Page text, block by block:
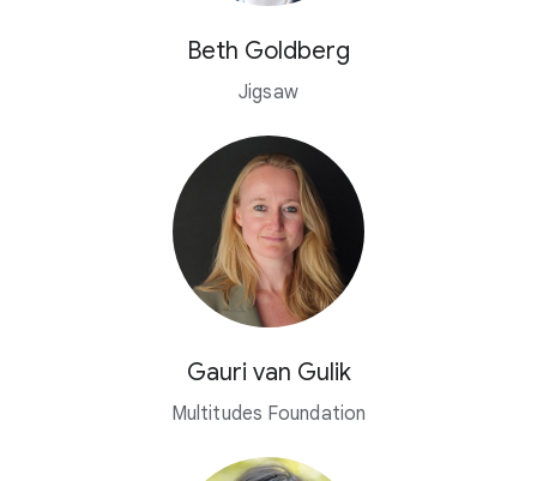
Beth Goldberg
Jigsaw
Gauri van Gulik
Multitudes Foundation